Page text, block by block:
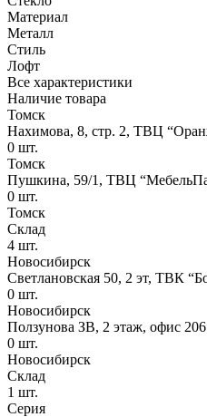
Материал
Металл
Стиль
Лофт
Все характеристики
Наличие товара
Томск
Нахимова, 8, стр. 2​, ТВЦ
0 шт.
Томск
Пушкина, 59/1, ТВЦ
0 шт.
Томск
Склад
4 шт.
Новосибирск
Светлановская 50, 2 эт, ТВК
0 шт.
Новосибирск
Ползунова ЗВ, 2 этаж, офис 206
0 шт.
Новосибирск
Склад
1 шт.
Серия